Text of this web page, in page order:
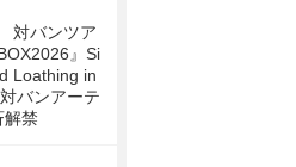
対バンツア
』Si
Loathing in
バンアーテ
解禁